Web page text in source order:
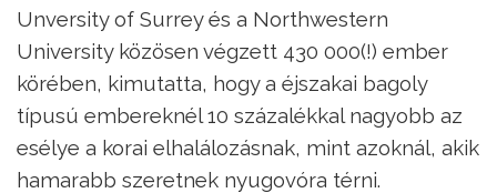
Unversity of Surrey és a Northwestern
University közösen végzett 430 000(!) ember
körében, kimutatta, hogy a éjszakai bagoly
típusú embereknél 10 százalékkal nagyobb az
esélye a korai elhalálozásnak, mint azoknál, akik
hamarabb szeretnek nyugovóra térni.